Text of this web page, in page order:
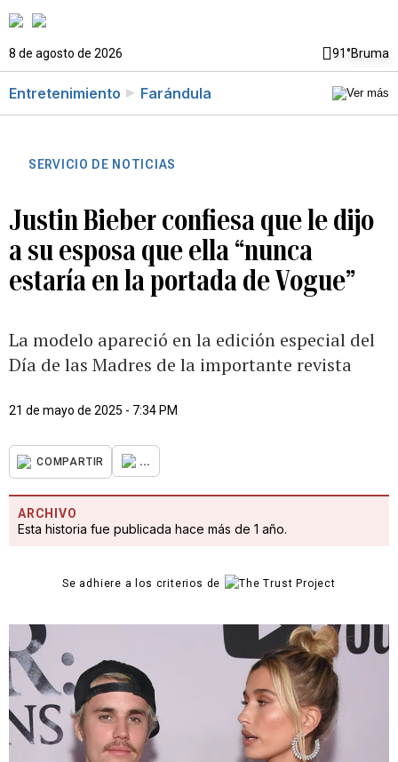
8 de agosto de 2026 91°Bruma
Entretenimiento Farándula
SERVICIO DE NOTICIAS
Justin Bieber confiesa que le dijo
a su esposa que ella “nunca
estaría en la portada de Vogue”
La modelo apareció en la edición especial del
Día de las Madres de la importante revista
21 de mayo de 2025 - 7:34 PM
COMPARTIR ...
ARCHIVO
Esta historia fue publicada hace más de 1 año.
Se adhiere a los criterios de